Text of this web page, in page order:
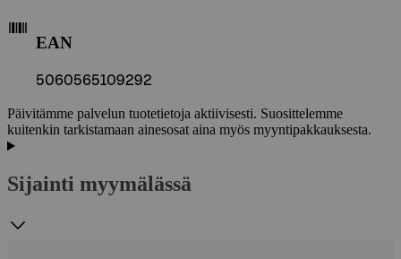
EAN
5060565109292
Päivitämme palvelun tuotetietoja aktiivisesti. Suosittelemme
kuitenkin tarkistamaan ainesosat aina myös myyntipakkauksesta.
Sijainti myymälässä